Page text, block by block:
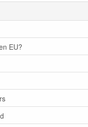
EU?